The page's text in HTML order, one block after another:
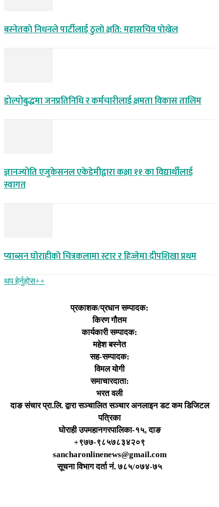
बस्नेतकाे निधनले पार्टीलाई ठुलाे क्षति: महासचिव पाेख्रेल
डोल्पोबुद्धमा जनप्रतिनिधि र कर्मचारीलाई क्षमता विकास तालिम
ज्ञानज्योति एजुकेसनल एकेडेमीद्वारा कक्षा ११ का विद्यार्थीलाई
स्वागत
प्याब्सन घाेराहीकाे चित्रकलामा स्टार र हिज्जेमा दीपशिखा प्रथम
थप हेर्नुहोस‌++
प्रकाशक/प्रधान सम्पादक:
किरण गौतम
कार्यकारी सम्पादक:
महेश बस्नेत
सह-सम्पादक:
विमल योगी
समाचारदाता:
भरत वली
दाङ संचार प्रा.लि. द्वारा सञ्चालित सञ्चार अनलाइन डट कम डिजिटल
पत्रिका
घोराही उपमहानगरपालिका-१५, दाङ
+९७७-९८५७८३४२०९
sancharonlinenews@gmail.com
सूचना विभाग दर्ता न‌ं. ७८५/०७४-७५